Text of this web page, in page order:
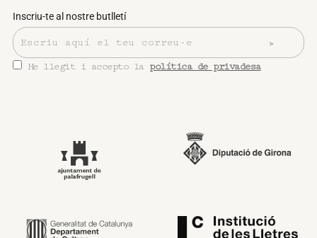
Inscriu-te al nostre butlletí
He llegit i accepto la política de privadesa